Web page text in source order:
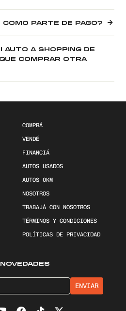
PARTE DE PAGO?
AUTO A SHOPPING DE
COMPRAR OTRA
COMPRÁ
VENDÉ
FINANCIÁ
AUTOS USADOS
AUTOS 0KM
NOSOTROS
TRABAJÁ CON NOSOTROS
TÉRMINOS Y CONDICIONES
POLÍTICAS DE PRIVACIDAD